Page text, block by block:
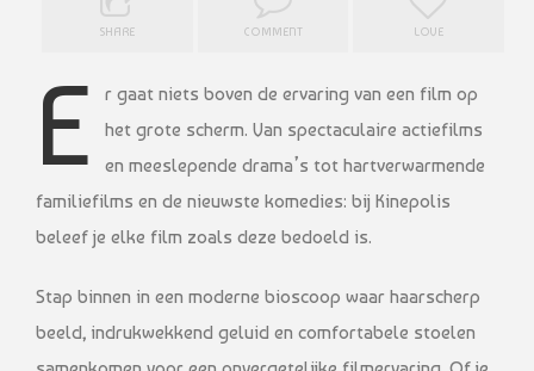
SHARE COMMENT LOVE
E
r gaat niets boven de ervaring van een film op
het grote scherm. Van spectaculaire actiefilms
en meeslepende drama’s tot hartverwarmende
familiefilms en de nieuwste komedies: bij Kinepolis
beleef je elke film zoals deze bedoeld is.
Stap binnen in een moderne bioscoop waar haarscherp
beeld, indrukwekkend geluid en comfortabele stoelen